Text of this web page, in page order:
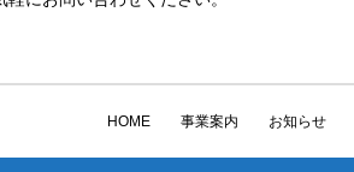
HOME 事業案内 お知らせ